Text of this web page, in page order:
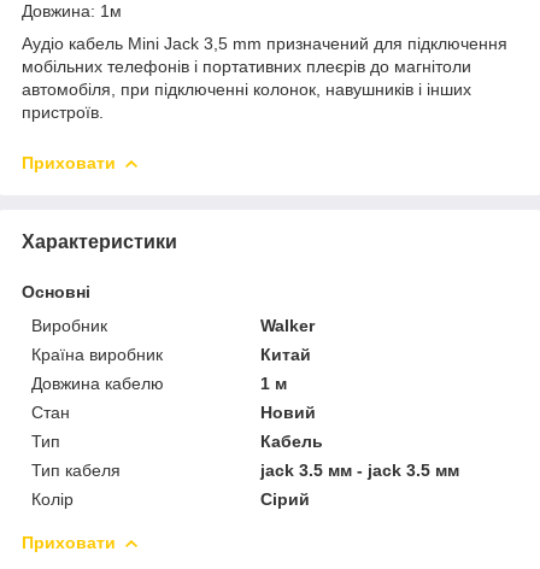
Довжина: 1м
Аудіо кабель Mini Jack 3,5 mm призначений для підключення
мобільних телефонів і портативних плеєрів до магнітоли
автомобіля, при підключенні колонок, навушників і інших
пристроїв.
Приховати
Характеристики
Основні
Виробник
Walker
Країна виробник
Китай
Довжина кабелю
1 м
Стан
Новий
Тип
Кабель
Тип кабеля
jack 3.5 мм - jack 3.5 мм
Колір
Сірий
Приховати